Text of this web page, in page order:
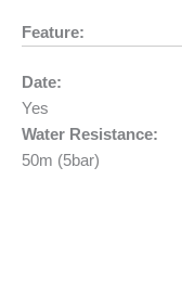
Feature:
Date:
Yes
Water Resistance:
50m (5bar)